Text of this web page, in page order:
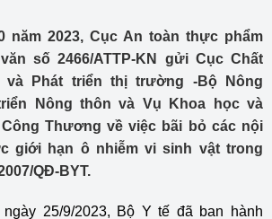
năm 2023, Cục An toàn thực phẩm
số 2466/ATTP-KN gửi Cục Chất
và Phát triển thị trường -Bộ Nông
Nông thôn và Vụ Khoa học và
Thương về việc bãi bỏ các nội
giới hạn ô nhiễm vi sinh vật trong
QĐ-BYT.
25/9/2023, Bộ Y tế đã ban hành